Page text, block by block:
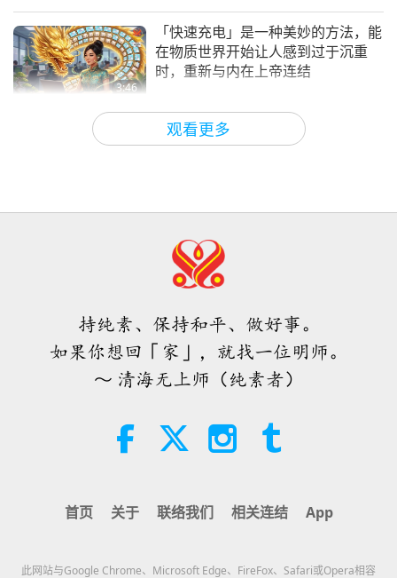
观看更多
3:46
「快速充电」是一种美妙的方法，能
在物质世界开始让人感到过于沉重
时，重新与内在上帝连结
2026-08-05
38:07
22:27
伊斯兰的水资源道德观：摘自《圣
智慧之语 2026-08-05 270
21:56
惯
月球：我们明亮的天体伙伴（二集之
持纯素、保持和平、做好事。
如果你想回「家」，就找一位明师。
～ 清海无上师（纯素者）
首页 关于 联络我们 相关连结 App
此网站与Google Chrome、Microsoft Edge、FireFox、Safari或Opera相容